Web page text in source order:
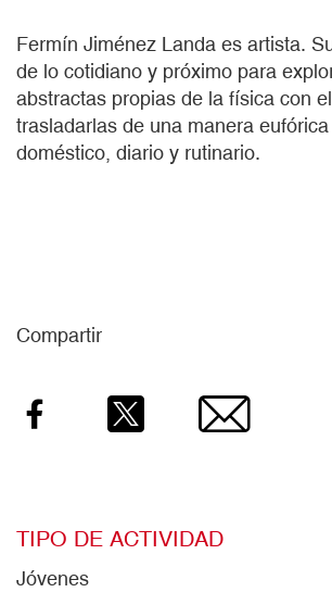
Fermín Jiménez Landa es artista.
de lo cotidiano y próximo para
abstractas propias de la física con
trasladarlas de una manera
doméstico, diario y rutinario.
Compartir
Facebook Email
TIPO DE ACTIVIDAD
Jóvenes